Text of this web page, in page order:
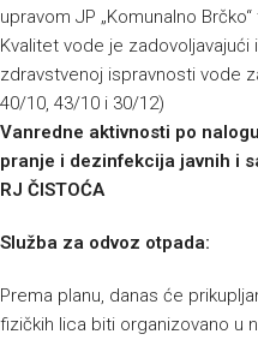
upravom JP „Komunalno
Kvalitet vode je zadovoljavajući
zdravstvenoj ispravnosti vode
40/10, 43/10 i 30/12)
Vanredne aktivnosti po
pranje i dezinfekcija javnih i
RJ ČISTOĆA
Služba za odvoz otpada:
Prema planu, danas će
fizičkih lica biti organizovano u